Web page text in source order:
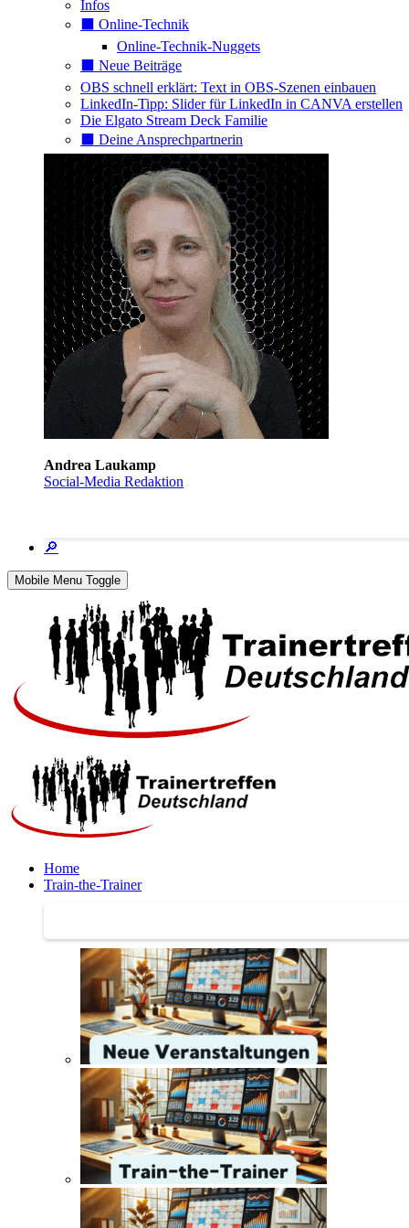
Infos
⬛️ Online-Technik
Online-Technik-Nuggets
⬛️ Neue Beiträge
OBS schnell erklärt: Text in OBS-Szenen einbauen
LinkedIn-Tipp: Slider für LinkedIn in CANVA erstellen
Die Elgato Stream Deck Familie
⬛️ Deine Ansprechpartnerin
Andrea Laukamp
Social-Media Redaktion
🔎
Mobile Menu Toggle
Home
Train-the-Trainer